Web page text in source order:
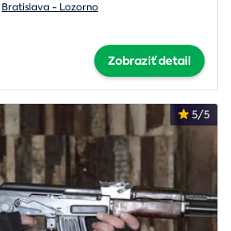
Bratislava - Lozorno
Zobraziť detail
5/5